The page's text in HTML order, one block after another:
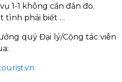
1-1 không cần đắn đo.
tình phải biết …
quý Đại lý/Cộng tác viên